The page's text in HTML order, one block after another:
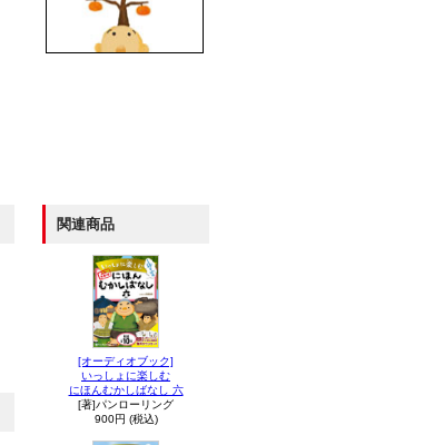
関連商品
[オーディオブック]
いっしょに楽しむ
にほんむかしばなし 六
[著]パンローリング
900円 (税込)